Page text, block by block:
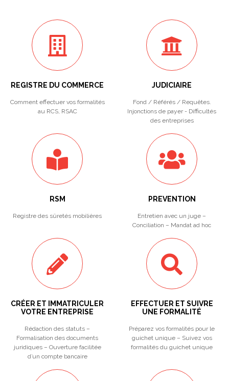
REGISTRE DU COMMERCE
Comment effectuer vos formalités
au RCS, RSAC
JUDICIAIRE
Fond / Référés / Requêtes.
Injonctions de payer - Difficultés
des entreprises
RSM
Registre des sûretés mobilières
PREVENTION
Entretien avec un juge –
Conciliation – Mandat ad hoc
CRÉER ET IMMATRICULER
VOTRE ENTREPRISE
Rédaction des statuts –
Formalisation des documents
juridiques – Ouverture facilitée
d’un compte bancaire
EFFECTUER ET SUIVRE
UNE FORMALITÉ
Préparez vos formalités pour le
guichet unique – Suivez vos
formalités du guichet unique